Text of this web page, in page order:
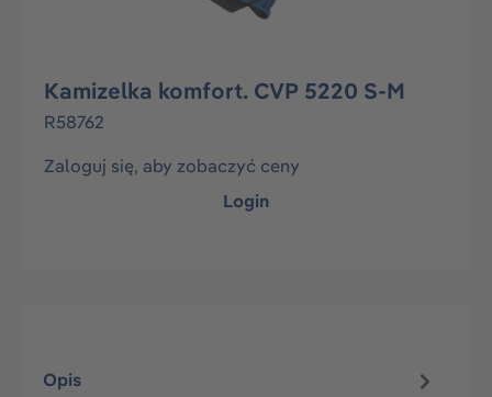
Kamizelka komfort. CVP 5220 S-M
R58762
Zaloguj się, aby zobaczyć ceny
Login
Opis